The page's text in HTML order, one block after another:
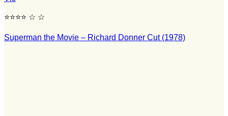
⭐⭐⭐⭐ ☆ ☆
Superman the Movie – Richard Donner Cut (1978)